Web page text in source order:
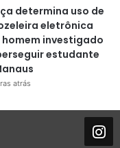
determina uso de
eletrônica
investigado
estudante
atrás